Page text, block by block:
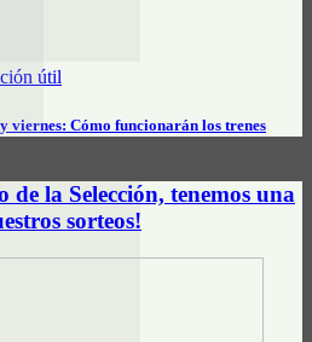
útil
viernes: Cómo funcionarán los trenes
la Selección, tenemos una
sorteos!